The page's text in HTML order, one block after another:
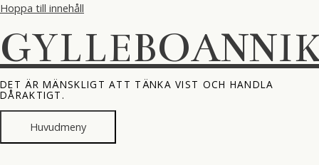
Hoppa till innehåll
DET ÄR MÄNSKLIGT ATT TÄNKA VIST OCH HANDLA
DÅRAKTIGT.
Huvudmeny